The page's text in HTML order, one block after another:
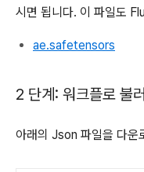
시면 됩니다. 이 파일도
ae.safetensors
2 단계: 워크플로 불
아래의 Json 파일을 다